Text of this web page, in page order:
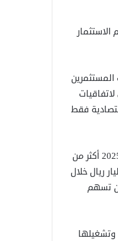
فقط
جدير بالذكر أن ملكية المستثمرين الدوليين في السوق المالية كانت قد بلغت بنهاية الربع الثالث من عام 2025 أكثر من
157 مليار دولار)، في حين سجلت الاستثمارات الدولية في السوق الرئيسية نحو 519 مليار ريال خلال
ومن المتوقع أن تسهم
وتشغيلها